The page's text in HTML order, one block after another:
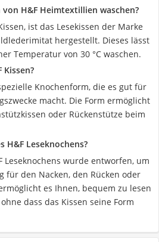
von H&F Heimtextillien waschen?
ist das Lesekissen der Marke
hergestellt. Dieses lässt
Temperatur von 30 °C waschen.
Kissen?
Knochenform, die es gut für
macht. Die Form ermöglicht
oder Rückenstütze beim
H&F Leseknochens?
Leseknochens wurde entworfen, um
für den Nacken, den Rücken oder
es Ihnen, bequem zu lesen
dass das Kissen seine Form